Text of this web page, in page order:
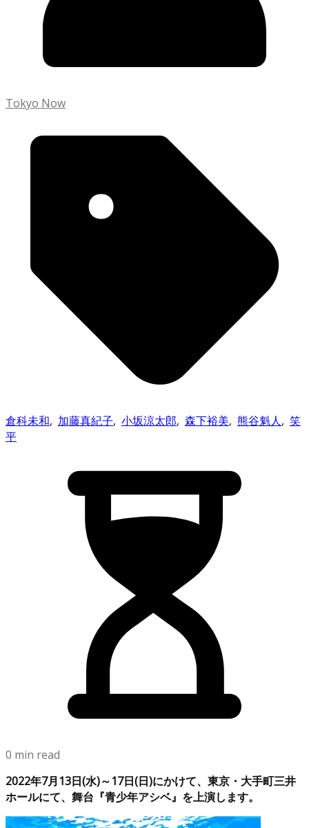
Tokyo Now
倉科未和, 加藤真紀子, 小坂涼太郎, 森下裕美, 熊谷魁人, 笑
平
0 min read
2022年7月13日(水)～17日(日)にかけて、東京・大手町三井
ホールにて、舞台『青少年アシベ』を上演します。